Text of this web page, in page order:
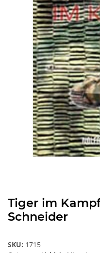
Tiger im
Schneider
SKU: 1715